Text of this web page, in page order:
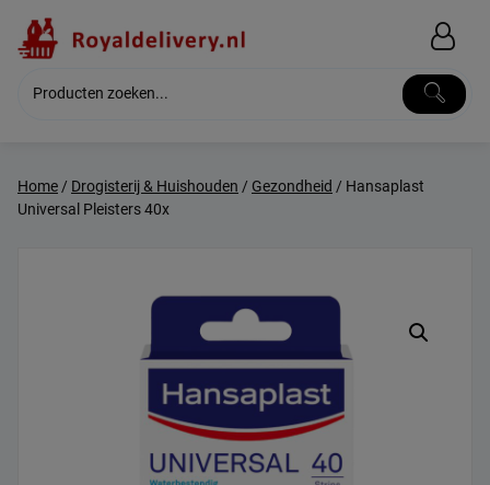
content
Home/ Drogisterij & Huishouden / Gezondheid / Hansaplast
Universal Pleisters 40x